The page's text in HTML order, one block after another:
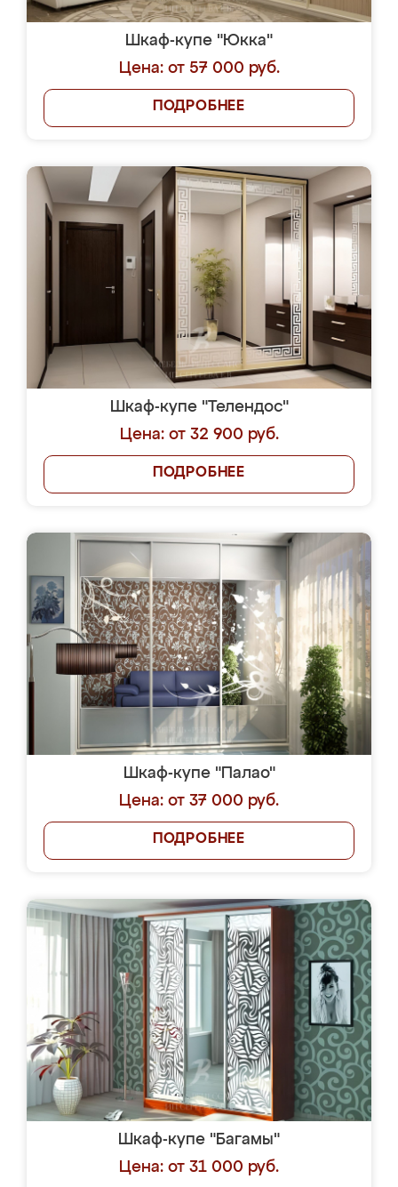
Шкаф-купе "Юкка"
Цена: от 57 000 руб.
ПОДРОБНЕЕ
Шкаф-купе "Телендос"
Цена: от 32 900 руб.
ПОДРОБНЕЕ
Шкаф-купе "Палао"
Цена: от 37 000 руб.
ПОДРОБНЕЕ
Шкаф-купе "Багамы"
Цена: от 31 000 руб.